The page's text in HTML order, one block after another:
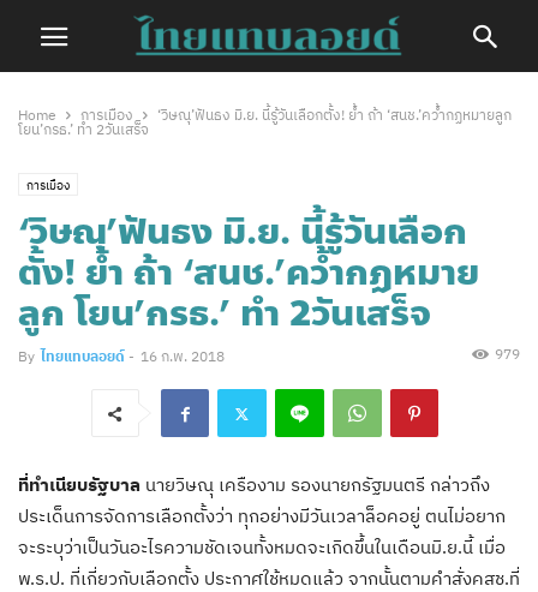
Home การเมือง
‘วิษณุ’ฟันธง มิ.ย. นี้รู้วันเลือกตั้ง! ย้ำ ถ้า ‘สนช.’คว้ำกฏหมายลูก
โยน’กรธ.’ ทำ 2วันเสร็จ
การเมือง
‘วิษณุ’ฟันธง มิ.ย. นี้รู้วันเลือก
ตั้ง! ย้ำ ถ้า ‘สนช.’คว้ำกฏหมาย
ลูก โยน’กรธ.’ ทำ 2วันเสร็จ
By ไทยแทบลอยด์ - 16 ก.พ. 2018 979
ที่ทำเนียบรัฐบาล นายวิษณุ เครืองาม รองนายกรัฐมนตรี กล่าวถึง
ประเด็นการจัดการเลือกตั้งว่า ทุกอย่างมีวันเวลาล็อคอยู่ ตนไม่อยาก
จะระบุว่าเป็นวันอะไรความชัดเจนทั้งหมดจะเกิดขึ้นในเดือนมิ.ย.นี้ เมื่อ
พ.ร.ป. ที่เกี่ยวกับเลือกตั้ง ประกาศใช้หมดแล้ว จากนั้นตามคำสั่งคสช.ที่